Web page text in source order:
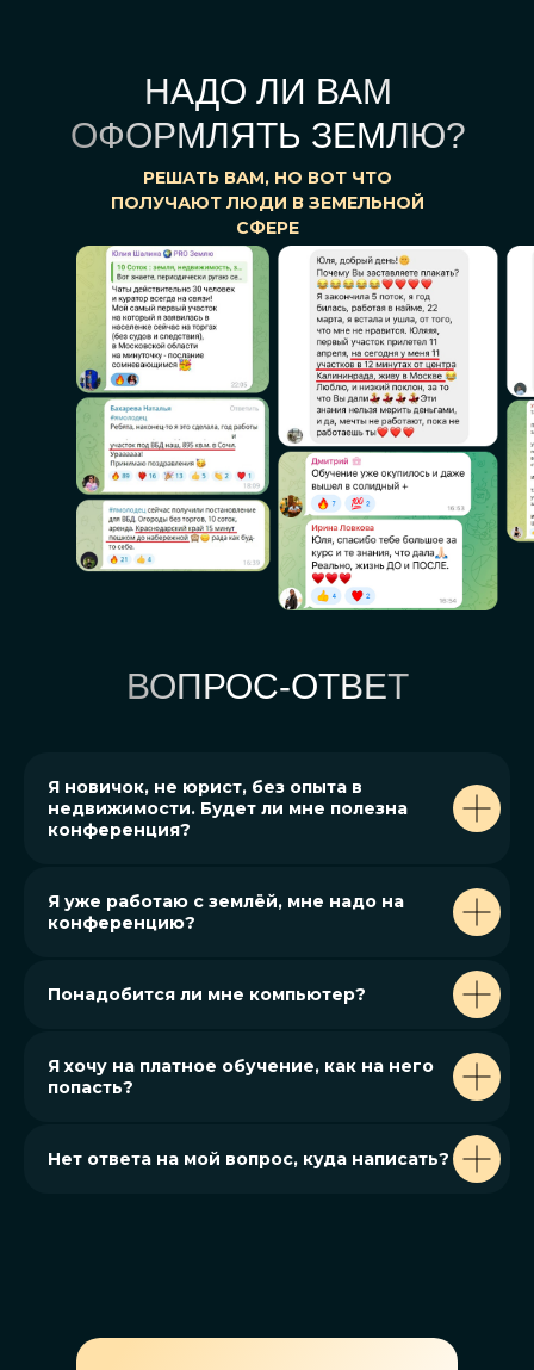
НАДО ЛИ ВАМ
ОФОРМЛЯТЬ ЗЕМЛЮ?
РЕШАТЬ ВАМ, НО ВОТ ЧТО
ПОЛУЧАЮТ ЛЮДИ В ЗЕМЕЛЬНОЙ
СФЕРЕ
ВОПРОС-ОТВЕТ
Я новичок, не юрист, без опыта в
недвижимости. Будет ли мне полезна
конференция?
Я уже работаю с землёй, мне надо на
конференцию?
Понадобится ли мне компьютер?
Я хочу на платное обучение, как на него
попасть?
Нет ответа на мой вопрос, куда написать?